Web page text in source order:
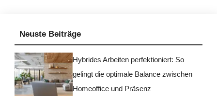
Neuste Beiträge
Hybrides Arbeiten perfektioniert: So
gelingt die optimale Balance zwischen
Homeoffice und Präsenz